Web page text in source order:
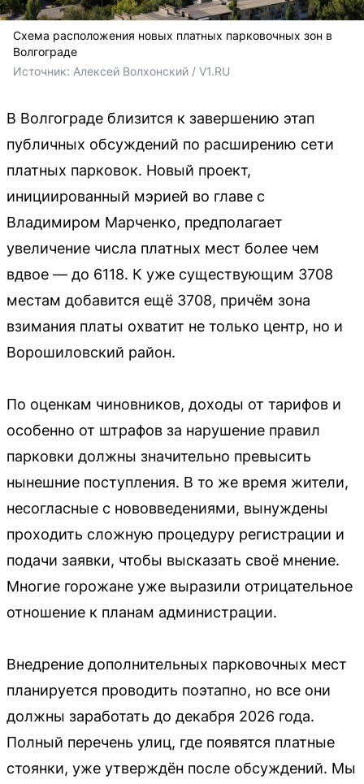
Схема расположения новых платных парковочных зон в
Волгограде
Источник: Алексей Волхонский / V1.RU
В Волгограде близится к завершению этап
публичных обсуждений по расширению сети
платных парковок. Новый проект,
инициированный мэрией во главе с
Владимиром Марченко, предполагает
увеличение числа платных мест более чем
вдвое — до 6118. К уже существующим 3708
местам добавится ещё 3708, причём зона
взимания платы охватит не только центр, но и
Ворошиловский район.
По оценкам чиновников, доходы от тарифов и
особенно от штрафов за нарушение правил
парковки должны значительно превысить
нынешние поступления. В то же время жители,
несогласные с нововведениями, вынуждены
проходить сложную процедуру регистрации и
подачи заявки, чтобы высказать своё мнение.
Многие горожане уже выразили отрицательное
отношение к планам администрации.
Внедрение дополнительных парковочных мест
планируется проводить поэтапно, но все они
должны заработать до декабря 2026 года.
Полный перечень улиц, где появятся платные
стоянки, уже утверждён после обсуждений. Мы